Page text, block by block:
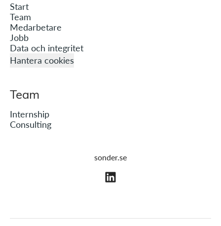
Start
Team
Medarbetare
Jobb
Data och integritet
Hantera cookies
Team
Internship
Consulting
sonder.se